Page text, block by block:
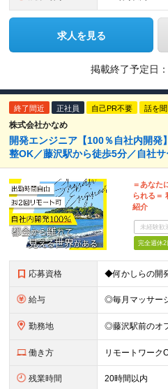
求人を見る
掲載終了予定日：
終了間近 正社員 自己PR不要 話を
株式会社かなめ
開発エンジニア【100％自社内開発
整OK／藤沢駅から徒歩5分／自社サ
＝あなた
られる＝
紹介
未経験歓
完全週休2
応募資格
給与
勤務地
働き方 リモートワーク
残業時間 20時間以内